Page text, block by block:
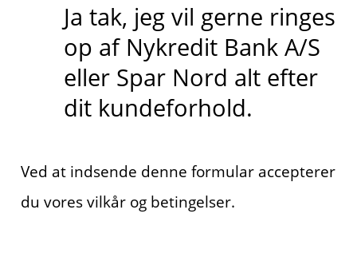
Ja tak, jeg vil gerne ringes
op af Nykredit Bank A/S
eller Spar Nord alt efter
dit kundeforhold.
Ved at indsende denne formular accepterer
du vores vilkår og betingelser.